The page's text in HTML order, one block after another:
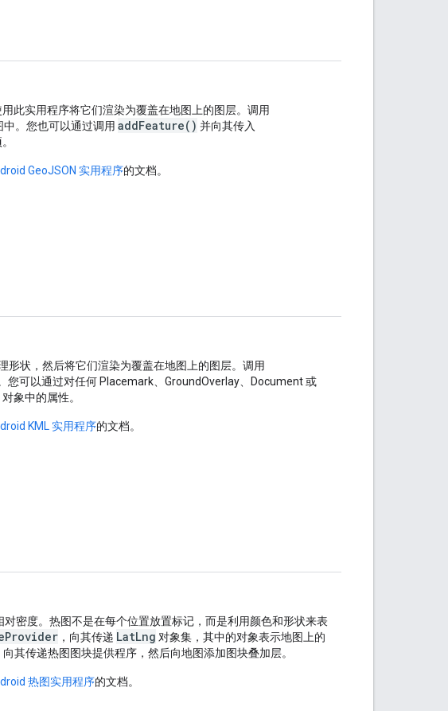
此实用程序将它们渲染为覆盖在地图上的图层。调用
中。您也可以通过调用 addFeature() 并向其传入
GeoJSON 实用程序的文档。
形状，然后将它们渲染为覆盖在地图上的图层。调用
您可以通过对任何 Placemark、GroundOverlay、Document 或
象中的属性。
KML 实用程序的文档。
密度。热图不是在每个位置放置标记，而是利用颜色和形状来表
，向其传递 LatLng 对象集，其中的对象表示地图上的
向其传递热图图块提供程序，然后向地图添加图块叠加层。
热图实用程序的文档。